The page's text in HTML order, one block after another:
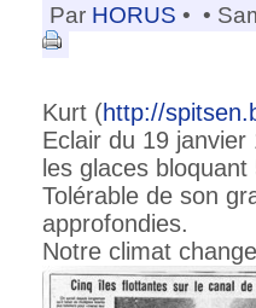
Par HORUS • •
Kurt (http://
Eclair du 19
les glaces
Tolérable de son
approfondies.
Notre climat